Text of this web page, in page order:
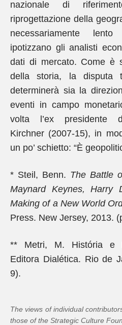
nazionale di
riprogettazione della
necessariamente
ipotizzano gli analisti
dati di mercato. Come è
della storia, la disputa
determinerà sia la
eventi in campo
volta l’ex presidente
Kirchner (2007-15), in
un po’ schietto: “È
* Steil, Benn. The Battle
Maynard Keynes, Harry
Making of a New World
Press. New Jersey, 2013.
** Metri, M. História e
Editora Dialética. Rio de
9).
The views of individual
those of the Strategic Culture